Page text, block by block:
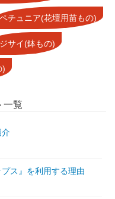
チュニア(花壇用苗もの)
サイ(鉢もの)
)
一覧
介
ス』を利用する理由